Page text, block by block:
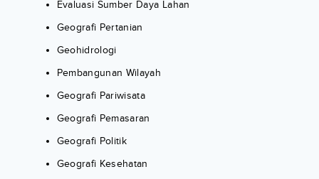
Evaluasi Sumber Daya Lahan
Geografi Pertanian
Geohidrologi
Pembangunan Wilayah
Geografi Pariwisata
Geografi Pemasaran
Geografi Politik
Geografi Kesehatan